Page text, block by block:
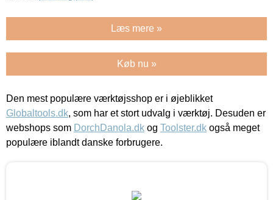
Læs mere »
Køb nu »
Den mest populære værktøjsshop er i øjeblikket
Globaltools.dk, som har et stort udvalg i værktøj. Desuden er
webshops som DorchDanola.dk og Toolster.dk også meget
populære iblandt danske forbrugere.